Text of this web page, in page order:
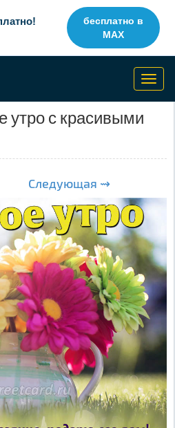
бесплатно в
MAX
утро с красивыми
Следующая ⇝